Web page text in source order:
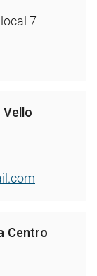
7
Centro